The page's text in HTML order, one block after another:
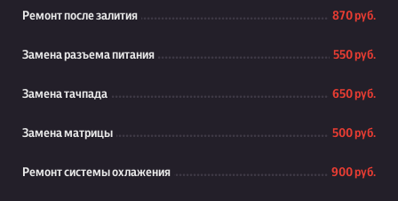
Ремонт после залития 870 руб.
Замена разъема питания 550 руб.
Замена тачпада 650 руб.
Замена матрицы 500 руб.
Ремонт системы охлажения 900 руб.